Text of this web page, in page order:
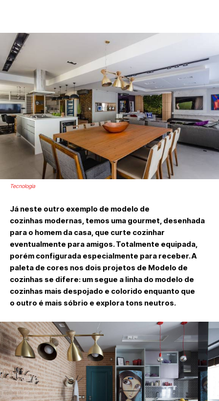
Tecnologia
Já neste outro exemplo de modelo de
cozinhas modernas, temos uma gourmet, desenhada
para o homem da casa, que curte cozinhar
eventualmente para amigos. Totalmente equipada,
porém configurada especialmente para receber. A
paleta de cores nos dois projetos de Modelo de
cozinhas se difere: um segue a linha do modelo de
cozinhas mais despojado e colorido enquanto que
o outro é mais sóbrio e explora tons neutros.